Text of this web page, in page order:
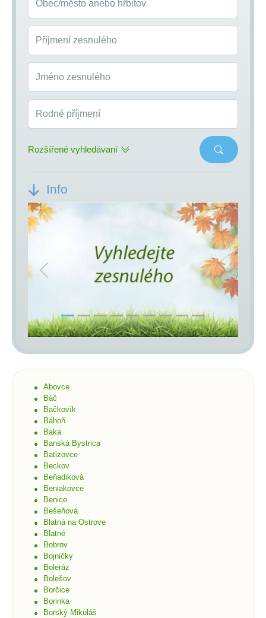
Obec/město anebo hřbitov
Příjmení zesnulého
Jméno zesnulého
Rodné příjmení
Rozšířené vyhledávaní
Info
Previous Next
Abovce
Báč
Bačkovík
Báhoň
Baka
Banská Bystrica
Batizovce
Beckov
Beňadiková
Beniakovce
Benice
Bešeňová
Blatná na Ostrove
Blatné
Bobrov
Bojničky
Boleráz
Bolešov
Borčice
Borinka
Borský Mikuláš